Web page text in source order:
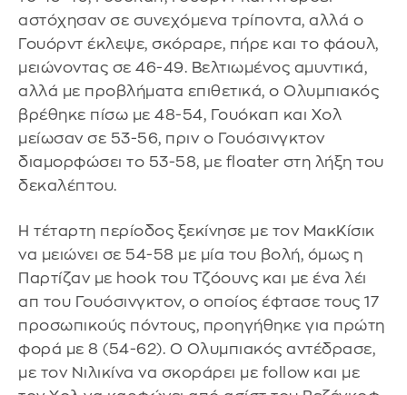
αστόχησαν σε συνεχόμενα τρίποντα, αλλά ο
Γουόρντ έκλεψε, σκόραρε, πήρε και το φάουλ,
μειώνοντας σε 46-49. Βελτιωμένος αμυντικά,
αλλά με προβλήματα επιθετικά, ο Ολυμπιακός
βρέθηκε πίσω με 48-54, Γουόκαπ και Χολ
μείωσαν σε 53-56, πριν ο Γουόσινγκτον
διαμορφώσει το 53-58, με floater στη λήξη του
δεκαλέπτου.
Η τέταρτη περίοδος ξεκίνησε με τον ΜακΚίσικ
να μειώνει σε 54-58 με μία του βολή, όμως η
Παρτίζαν με hook του Τζόουνς και με ένα λέι
απ του Γουόσινγκτον, ο οποίος έφτασε τους 17
προσωπικούς πόντους, προηγήθηκε για πρώτη
φορά με 8 (54-62). Ο Ολυμπιακός αντέδρασε,
με τον Νιλικίνα να σκοράρει με follow και με